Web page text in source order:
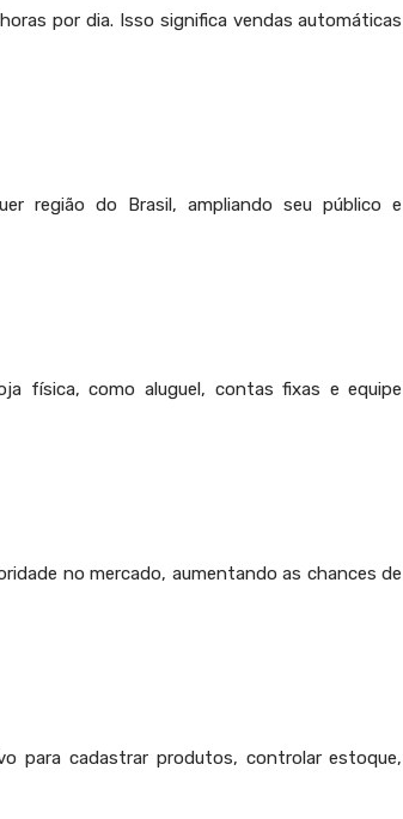
por dia. Isso significa vendas automáticas
região do Brasil, ampliando seu público e
física, como aluguel, contas fixas e equipe
no mercado, aumentando as chances de
para cadastrar produtos, controlar estoque,